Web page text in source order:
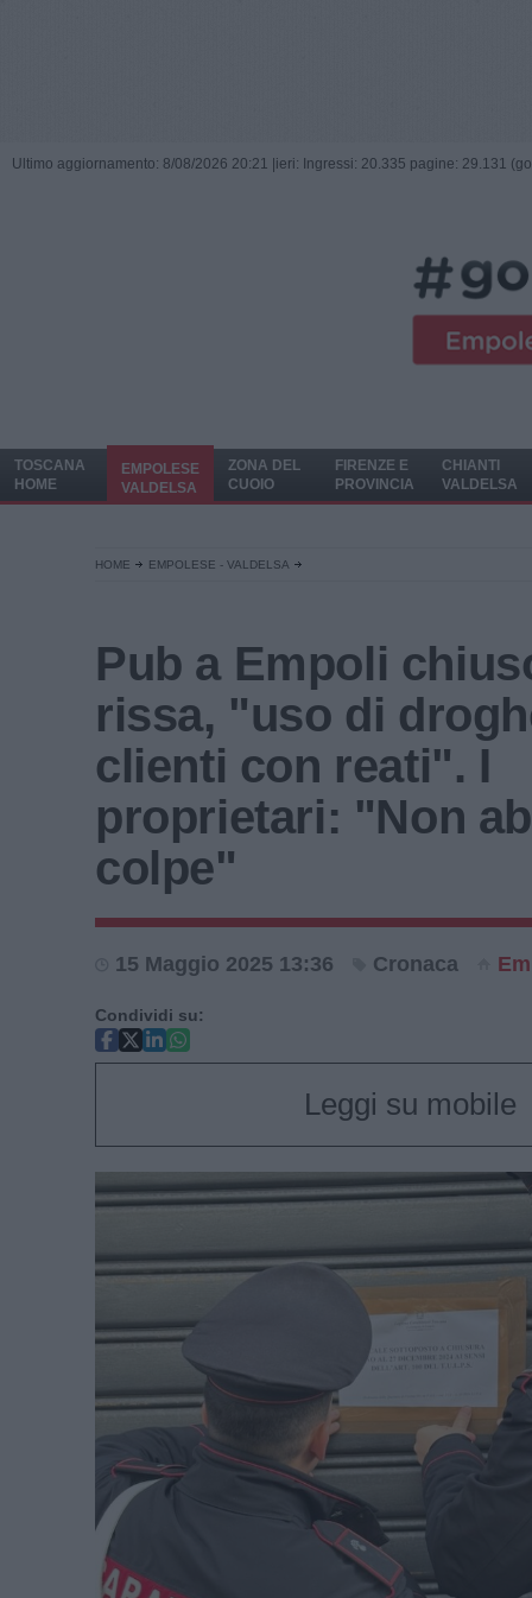
Ultimo aggiornamento: 8/08/2026 20:21 | ieri: Ingressi: 20.335 pagine: 29.131
TOSCANA
HOME
EMPOLESE
VALDELSA
ZONA DEL
CUOIO
FIRENZE E
PROVINCIA
CHIANTI
VALDELSA
HOME EMPOLESE - VALDELSA
Pub a Empoli
rissa, "uso di
clienti con reati". I
proprietari: "Non
colpe"
15 Maggio 2025 13:36 Cronaca
Condividi su:
Leggi su mobile